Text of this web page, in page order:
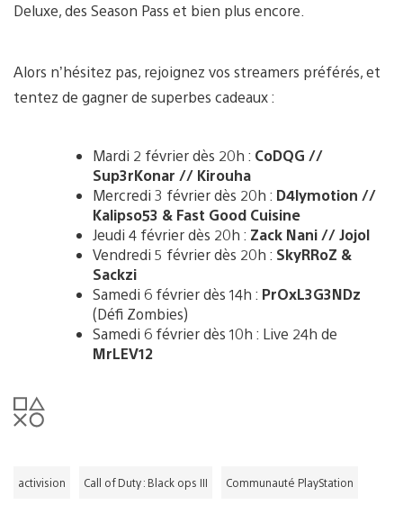
Deluxe, des Season Pass et bien plus encore.
Alors n’hésitez pas, rejoignez vos streamers préférés, et
tentez de gagner de superbes cadeaux :
Mardi 2 février dès 20h : CoDQG //
Sup3rKonar // Kirouha
Mercredi 3 février dès 20h : D4lymotion //
Kalipso53 & Fast Good Cuisine
Jeudi 4 février dès 20h : Zack Nani // Jojol
Vendredi 5 février dès 20h : SkyRRoZ &
Sackzi
Samedi 6 février dès 14h : PrOxL3G3NDz
(Défi Zombies)
Samedi 6 février dès 10h : Live 24h de
MrLEV12
activision Call of Duty : Black ops III Communauté PlayStation